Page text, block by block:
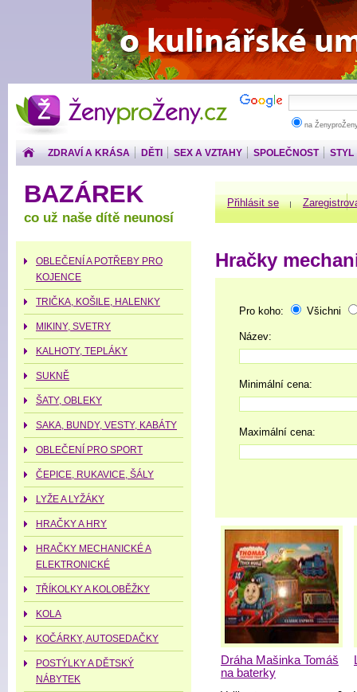
ŽenyproŽeny.cz
na
ZDRAVÍ A KRÁSA DĚTI SEX A VZTAHY SPOLEČNOST STYL
Přihlásit se
Hračky
Pro koho: Všichni
Název:
Minimální cena:
Maximální cena:
Dráha Mašinka Tomáš
na baterky
BAZÁREK
co už naše dítě neunosí
OBLEČENÍ A POTŘEBY PRO
KOJENCE
TRIČKA, KOŠILE, HALENKY
MIKINY, SVETRY
KALHOTY, TEPLÁKY
SUKNĚ
ŠATY, OBLEKY
SAKA, BUNDY, VESTY, KABÁTY
OBLEČENÍ PRO SPORT
ČEPICE, RUKAVICE, ŠÁLY
LYŽE A LYŽÁKY
HRAČKY A HRY
HRAČKY MECHANICKÉ A
ELEKTRONICKÉ
TŘÍKOLKY A KOLOBĚŽKY
KOLA
KOČÁRKY, AUTOSEDAČKY
POSTÝLKY A DĚTSKÝ
NÁBYTEK